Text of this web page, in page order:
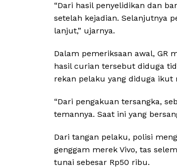
“Dari hasil penyelidikan dan
setelah kejadian. Selanjutnya
lanjut,” ujarnya.
Dalam pemeriksaan awal, GR
hasil curian tersebut diduga
rekan pelaku yang diduga ikut
“Dari pengakuan tersangka,
temannya. Saat ini yang
Dari tangan pelaku, polisi
genggam merek Vivo, tas
tunai sebesar Rp50 ribu.